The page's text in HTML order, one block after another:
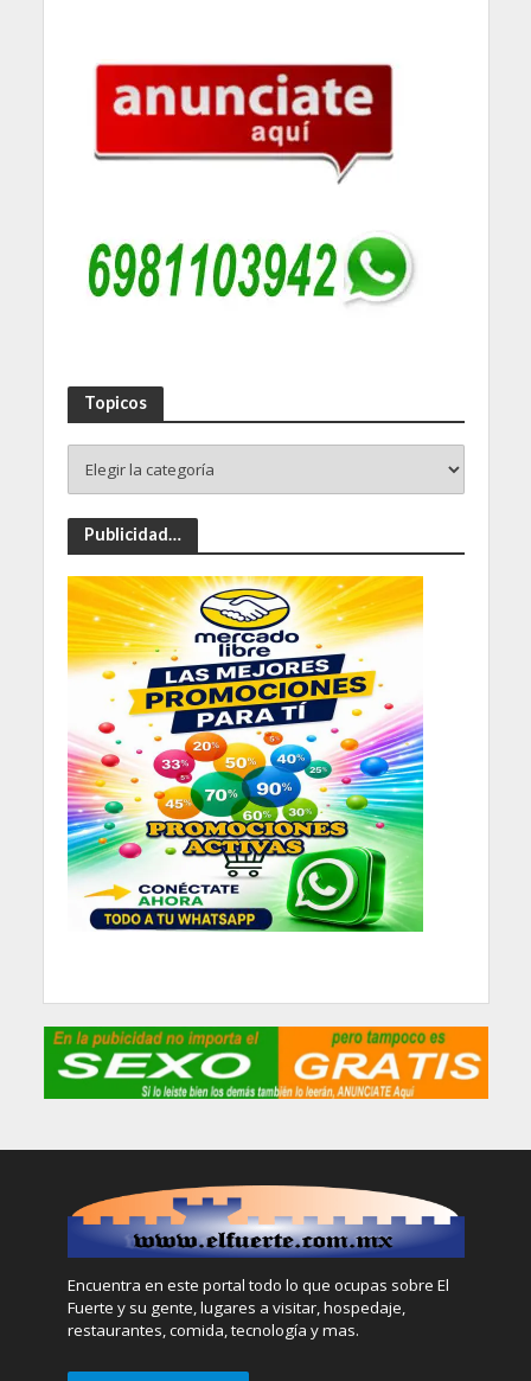
Topicos
Publicidad…
Encuentra en este portal todo lo que ocupas sobre El
Fuerte y su gente, lugares a visitar, hospedaje,
restaurantes, comida, tecnología y mas.